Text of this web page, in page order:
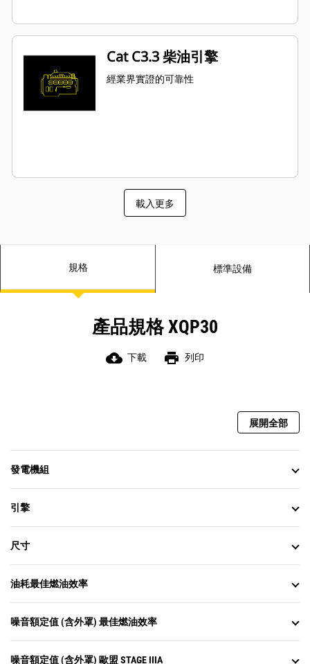
Cat C3.3 柴油引擎
經業界實證的可靠性
載入更多
規格 標準設備
產品規格 XQP30
cloud_download 下載 print 列印
展開全部
發電機組
引擎
尺寸
油耗最佳燃油效率
噪音額定值 (含外罩) 最佳燃油效率
噪音額定值 (含外罩) 歐盟 STAGE IIIA